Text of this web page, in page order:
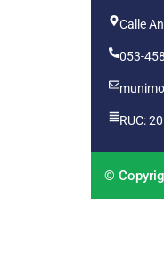
Calle
053-
RUC:
©